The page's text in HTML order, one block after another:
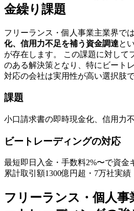
金繰り課題
フリーランス・個人事業主業界では
化、信用力不足を補う資金調達と
が存在します。 この課題に対して
のある解決策となり、特に ビート
対応の会社は実用性が高い選択肢で
課題
小口請求書の即時現金化、信用力
ビートレーディングの対応
最短即日 入金・手数料2%〜で資金
累計取引額1300億円超・7万社実績
フリーランス・個人事